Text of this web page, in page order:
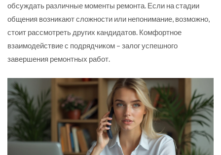
обсуждать различные моменты ремонта. Если на стадии
общения возникают сложности или непонимание, возможно,
стоит рассмотреть других кандидатов. Комфортное
взаимодействие с подрядчиком – залог успешного
завершения ремонтных работ.